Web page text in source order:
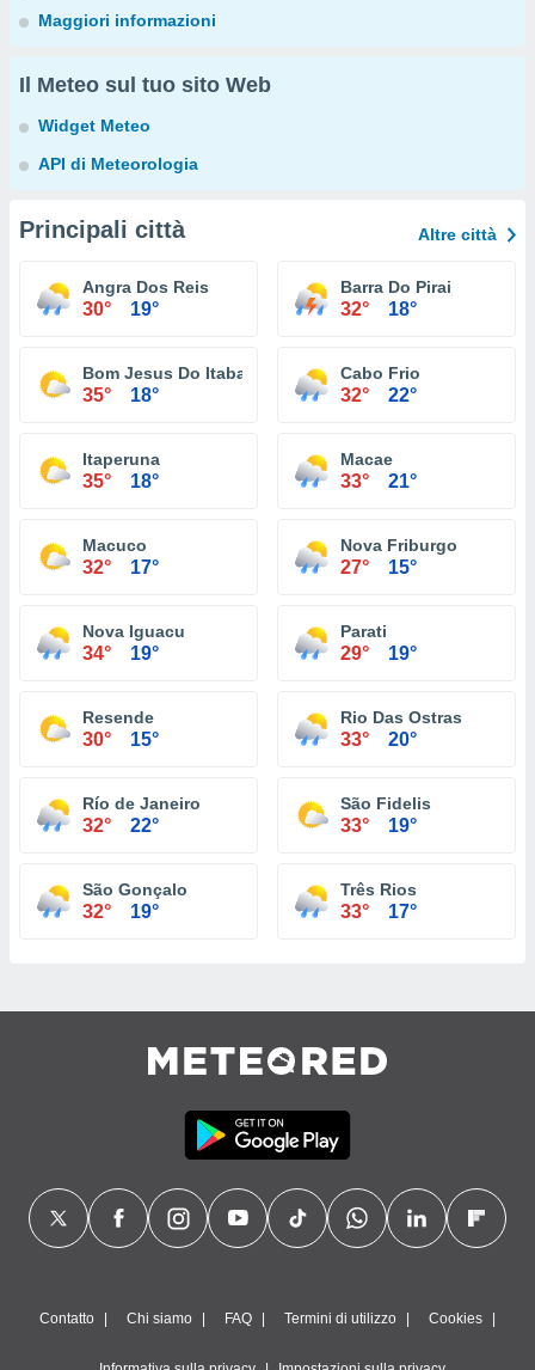
Maggiori informazioni
Il Meteo sul tuo sito Web
Widget Meteo
API di Meteorologia
Principali città Altre città
Angra Dos Reis
30° 19°
Barra Do Pirai
32° 18°
Bom Jesus Do Itabapoana
35° 18°
Cabo Frio
32° 22°
Itaperuna
35° 18°
Macae
33° 21°
Macuco
32° 17°
Nova Friburgo
27° 15°
Nova Iguacu
34° 19°
Parati
29° 19°
Resende
30° 15°
Rio Das Ostras
33° 20°
Río de Janeiro
32° 22°
São Fidelis
33° 19°
São Gonçalo
32° 19°
Três Rios
33° 17°
Contatto Chi siamo FAQ Termini di utilizzo Cookies